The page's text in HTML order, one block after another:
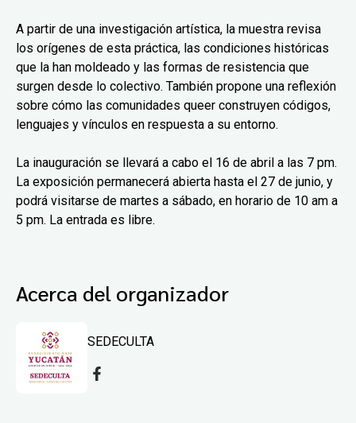
A partir de una investigación artística, la muestra revisa
los orígenes de esta práctica, las condiciones históricas
que la han moldeado y las formas de resistencia que
surgen desde lo colectivo. También propone una reflexión
sobre cómo las comunidades queer construyen códigos,
lenguajes y vínculos en respuesta a su entorno.
La inauguración se llevará a cabo el 16 de abril a las 7 pm.
La exposición permanecerá abierta hasta el 27 de junio, y
podrá visitarse de martes a sábado, en horario de 10 am a
5 pm. La entrada es libre.
Acerca del organizador
SEDECULTA